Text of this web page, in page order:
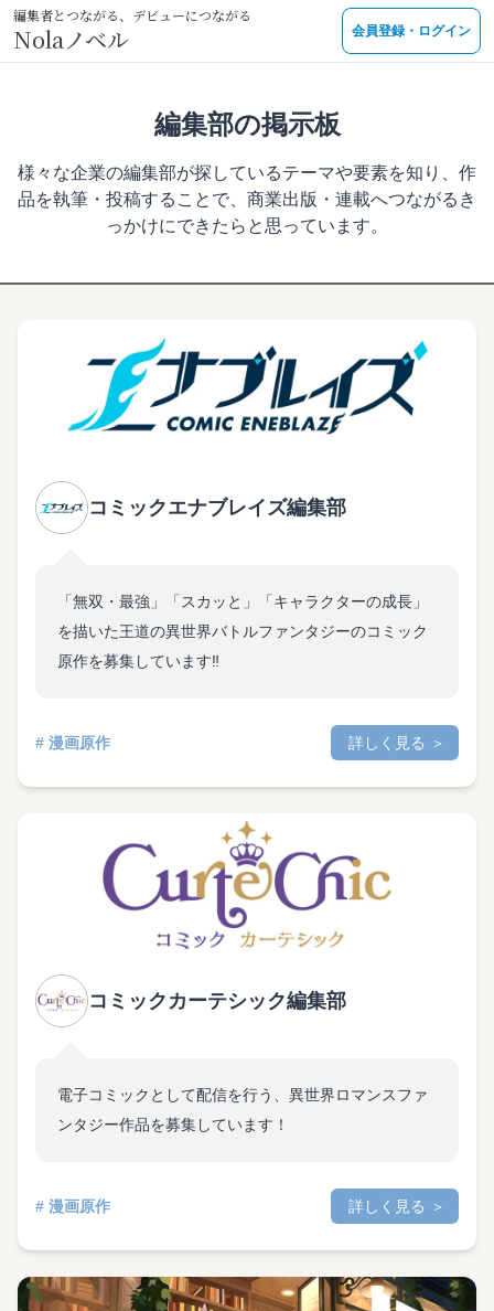
編集者とつながる、デビューにつながる
Nolaノベル 会員登録・ログイン
編集部の掲示板
様々な企業の編集部が探しているテーマや要素を知り、作
品を執筆・投稿することで、商業出版・連載へつながるき
っかけにできたらと思っています。
コミックエナブレイズ編集部
「無双・最強」「スカッと」「キャラクターの成長」
を描いた王道の異世界バトルファンタジーのコミック
原作を募集しています‼
# 漫画原作 詳しく見る ＞
コミックカーテシック編集部
電子コミックとして配信を行う、異世界ロマンスファ
ンタジー作品を募集しています！
# 漫画原作 詳しく見る ＞